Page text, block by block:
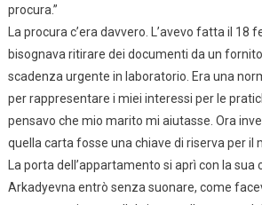
procura.”
La procura c’era davvero. L’avevo fatta il 18
bisognava ritirare dei documenti da un
scadenza urgente in laboratorio. Era una
per rappresentare i miei interessi per le
pensavo che mio marito mi aiutasse. Ora
quella carta fosse una chiave di riserva per il
La porta dell’appartamento si aprì con la sua
Arkadyevna entrò senza suonare, come